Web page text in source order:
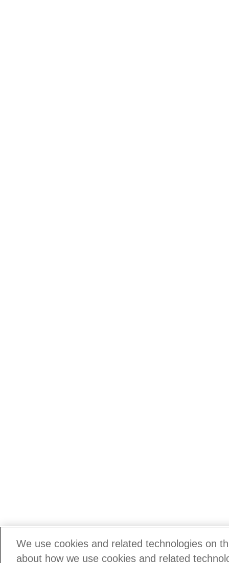
We use cookies and related technologies on
about how we use cookies and related